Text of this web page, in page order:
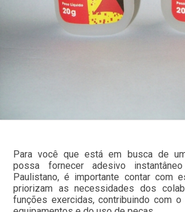
Para você que está em busca de
possa fornecer adesivo
Paulistano, é importante contar com
priorizam as necessidades dos
funções exercidas, contribuindo com o